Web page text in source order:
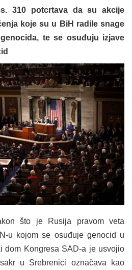
310 potcrtava da su akcije
koje su u BiH radile snage
te se osuđuju izjave
što je Rusija pravom veta
u kojom se osuđuje genocid u
dom Kongresa SAD-a je usvojio
u Srebrenici označava kao